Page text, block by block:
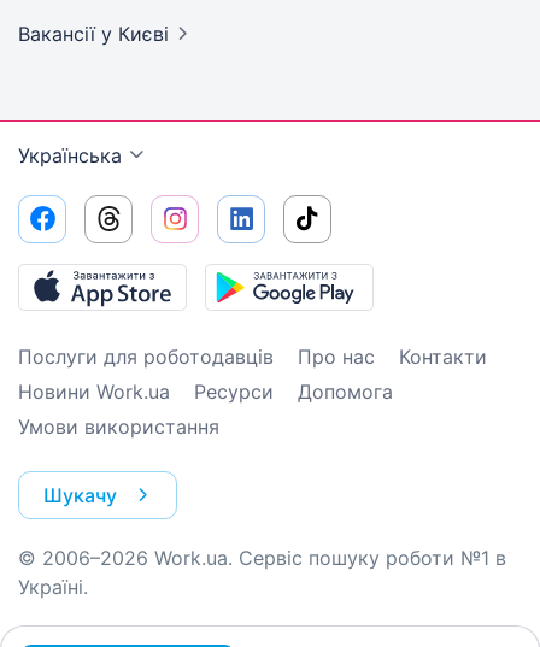
Вакансії у Києві
Українська
Послуги для роботодавців Про нас
Контакти
Новини Work.ua
Ресурси
Допомога
Умови використання
Шукачу
© 2006–2026 Work.ua. Сервіс пошуку роботи №1 в
Україні.